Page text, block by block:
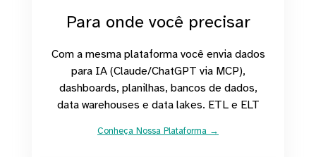
Para onde você precisar
Com a mesma plataforma você envia dados
para IA (Claude/ChatGPT via MCP),
dashboards, planilhas, bancos de dados,
data warehouses e data lakes. ETL e ELT
Conheça Nossa Plataforma →